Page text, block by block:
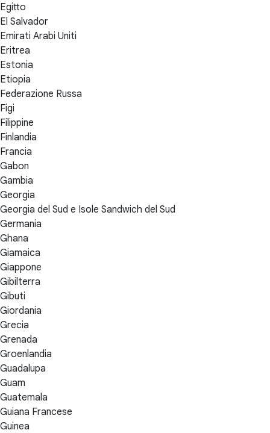
Egitto
El Salvador
Emirati Arabi Uniti
Eritrea
Estonia
Etiopia
Federazione Russa
Figi
Filippine
Finlandia
Francia
Gabon
Gambia
Georgia
Georgia del Sud e Isole Sandwich del Sud
Germania
Ghana
Giamaica
Giappone
Gibilterra
Gibuti
Giordania
Grecia
Grenada
Groenlandia
Guadalupa
Guam
Guatemala
Guiana Francese
Guinea